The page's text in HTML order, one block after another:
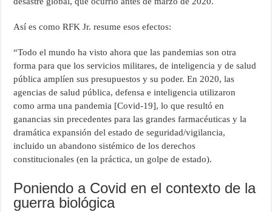
Así es como RFK Jr. resume esos efectos:
“Todo el mundo ha visto ahora que las pandemias son otra
forma para que los servicios militares, de inteligencia y de salud
pública amplíen sus presupuestos y su poder. En 2020, las
agencias de salud pública, defensa e inteligencia utilizaron
como arma una pandemia [Covid-19], lo que resultó en
ganancias sin precedentes para las grandes farmacéuticas y la
dramática expansión del estado de seguridad/vigilancia,
incluido un abandono sistémico de los derechos
constitucionales (en la práctica, un golpe de estado).
Poniendo a Covid en el contexto de la
guerra biológica